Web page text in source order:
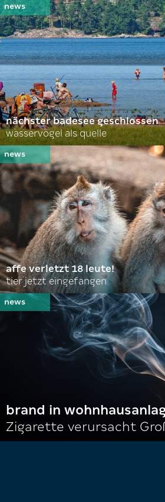
nächster badesee geschlossen
wasservögel als quelle
affe verletzt 18 leute!
tier jetzt eingefangen
brand in
Zigarette verursacht